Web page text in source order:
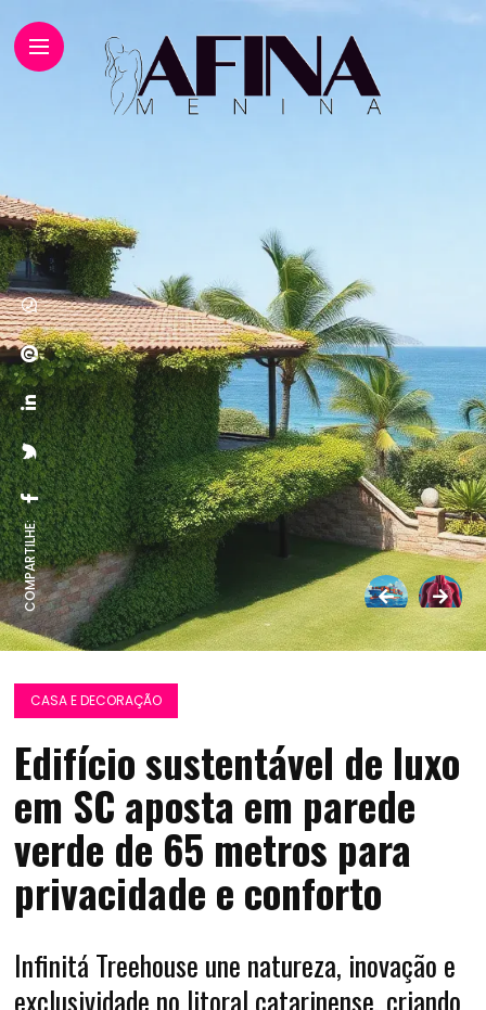
COMPARTILHE:
CASA E DECORAÇÃO
Edifício sustentável de luxo
em SC aposta em parede
verde de 65 metros para
privacidade e conforto
Infinitá Treehouse une natureza, inovação e
exclusividade no litoral catarinense, criando